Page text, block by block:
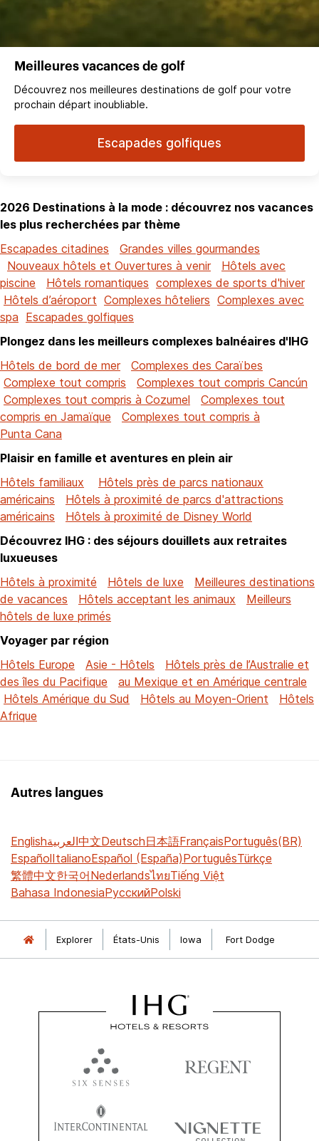
Meilleures vacances de golf
Découvrez nos meilleures destinations de golf pour votre
prochain départ inoubliable.
Escapades golfiques
2026 Destinations à la mode : découvrez nos vacances
les plus recherchées par thème
Escapades citadines
Grandes villes gourmandes
Nouveaux hôtels et Ouvertures à venir
Hôtels avec
piscine
Hôtels romantiques complexes de sports d'hiver
Hôtels d’aéroport Complexes hôteliers Complexes avec
spa Escapades golfiques
Plongez dans les meilleurs complexes balnéaires d'IHG
Hôtels de bord de mer
Complexes des Caraïbes
Complexe tout compris
Complexes tout compris Cancún
Complexes tout compris à Cozumel
Complexes tout
compris en Jamaïque
Complexes tout compris à
Punta Cana
Plaisir en famille et aventures en plein air
Hôtels familiaux
Hôtels près de parcs nationaux
américains
Hôtels à proximité de parcs d'attractions
américains
Hôtels à proximité de Disney World
Découvrez IHG : des séjours douillets aux retraites
luxueuses
Hôtels à proximité
Hôtels de luxe
Meilleures destinations
de vacances
Hôtels acceptant les animaux
Meilleurs
hôtels de luxe primés
Voyager par région
Hôtels Europe
Asie - Hôtels
Hôtels près de l’Australie et
des îles du Pacifique
au Mexique et en Amérique centrale
Hôtels Amérique du Sud
Hôtels au Moyen-Orient
Hôtels
Afrique
Autres langues
Englishالعربية中文Deutsch日本語FrançaisPortuguês(BR)
EspañolItalianoEspañol (España)PortuguêsTürkçe
繁體中文한국어NederlandsไทยTiếng Việt
Bahasa IndonesiaРусскийPolski
Explorer États-Unis Iowa Fort Dodge